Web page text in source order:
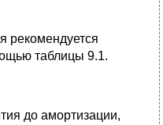
рекомендуется
таблицы 9.1.
до амортизации,